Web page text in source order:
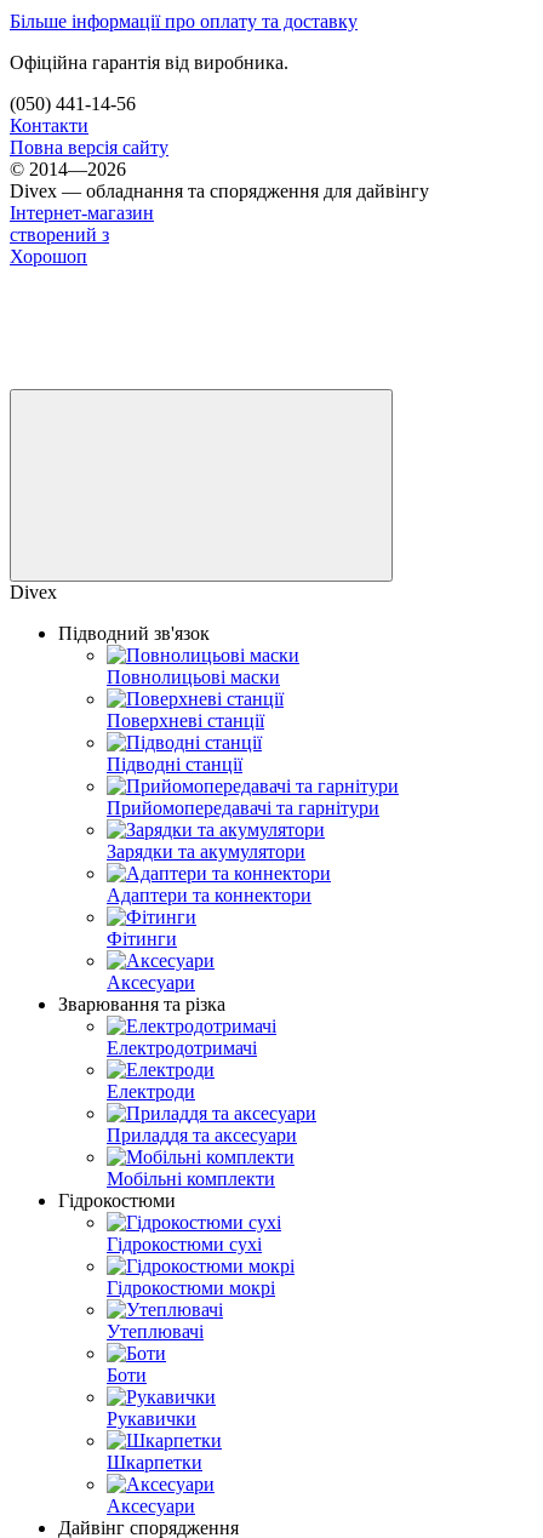
Більше інформації про оплату та доставку
Офіційна гарантія від виробника.
(050) 441-14-56
Контакти
Повна версія сайту
© 2014—2026
Divex — обладнання та спорядження для дайвінгу
Інтернет-магазин
створений з
Хорошоп
Divex
Підводний зв'язок
Повнолицьовi маски
Поверхневі станції
Пiдводнi станцiї
Прийомопередавачi та гарнітури
Зарядки та акумулятори
Адаптери та коннектори
Фітинги
Аксесуари
Зварювання та різка
Електродотримачі
Електроди
Приладдя та аксесуари
Мобільні комплекти
Гідрокостюми
Гідрокостюми сухі
Гідрокостюми мокрі
Утеплювачі
Боти
Рукавички
Шкарпетки
Аксесуари
Дайвінг спорядження